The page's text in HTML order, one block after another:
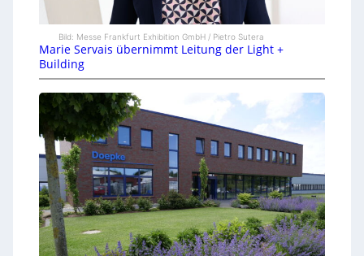
Bild: Messe Frankfurt Exhibition GmbH / Pietro Sutera
Marie Servais übernimmt Leitung der Light +
Building